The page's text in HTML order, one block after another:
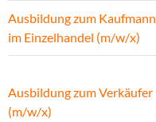
Ausbildung zum Kaufmann
im Einzelhandel (m/w/x)
Ausbildung zum Verkäufer
(m/w/x)